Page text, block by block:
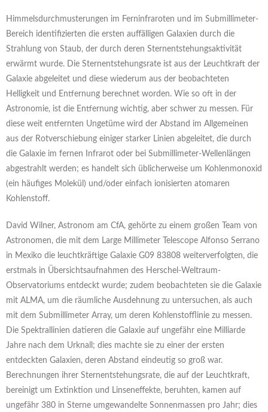
Himmelsdurchmusterungen im Ferninfraroten und im Submillimeter-
Bereich identifizierten die ersten auffälligen Galaxien durch die
Strahlung von Staub, der durch deren Sternentstehungsaktivität
erwärmt wurde. Die Sternentstehungsrate ist aus der Leuchtkraft der
Galaxie abgeleitet und diese wiederum aus der beobachteten
Helligkeit und Entfernung berechnet worden. Wie so oft in der
Astronomie, ist die Entfernung wichtig, aber schwer zu messen. Für
diese weit entfernten Ungetüme wird der Abstand im Allgemeinen
aus der Rotverschiebung einiger starker Linien abgeleitet, die durch
die Galaxie im fernen Infrarot oder bei Submillimeter-Wellenlängen
abgestrahlt werden; es handelt sich üblicherweise um Kohlenmonoxid
(ein häufiges Molekül) und/oder einfach ionisierten atomaren
Kohlenstoff.
David Wilner, Astronom am CfA, gehörte zu einem großen Team von
Astronomen, die mit dem Large Millimeter Telescope Alfonso Serrano
in Mexiko die leuchtkräftige Galaxie G09 83808 weiterverfolgten, die
erstmals in Übersichtsaufnahmen des Herschel-Weltraum-
Observatoriums entdeckt wurde; zudem beobachteten sie die Galaxie
mit ALMA, um die räumliche Ausdehnung zu untersuchen, als auch
mit dem Submillimeter Array, um deren Kohlenstofflinie zu messen.
Die Spektrallinien datieren die Galaxie auf ungefähr eine Milliarde
Jahre nach dem Urknall; dies machte sie zu einer der ersten
entdeckten Galaxien, deren Abstand eindeutig so groß war.
Berechnungen ihrer Sternentstehungsrate, die auf der Leuchtkraft,
bereinigt um Extinktion und Linseneffekte, beruhten, kamen auf
ungefähr 380 in Sterne umgewandelte Sonnenmassen pro Jahr; dies